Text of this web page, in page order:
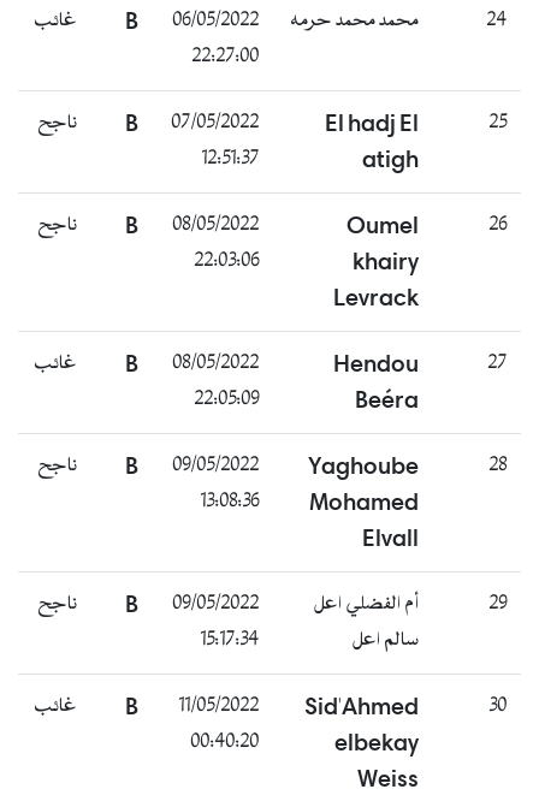
24 محمد محمد حرمه
06/05/2022
22:27:00
B غائب
25
El hadj El
atigh
07/05/2022
12:51:37
B ناجح
26
Oumel
khairy
Levrack
08/05/2022
22:03:06
B ناجح
27
Hendou
Beéra
08/05/2022
22:05:09
B غائب
28
Yaghoube
Mohamed
Elvall
09/05/2022
13:08:36
B ناجح
29
أم الفضلي اعل
سالم اعل
09/05/2022
15:17:34
B ناجح
30
Sid'Ahmed
elbekay
Weiss
11/05/2022
00:40:20
B غائب